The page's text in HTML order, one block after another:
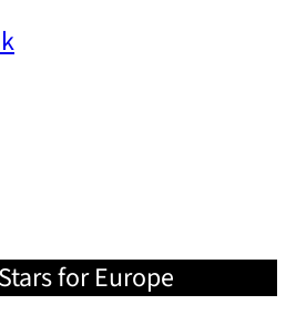
for Europe